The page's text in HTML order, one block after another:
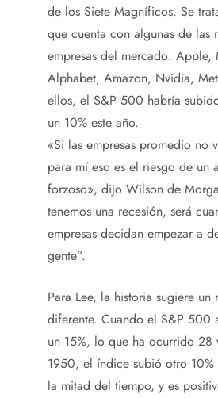
de los Siete Magníficos. Se
que cuenta con algunas de las
empresas del mercado: Apple,
Alphabet, Amazon, Nvidia,
ellos, el S&P 500 habría
un 10% este año.
«Si las empresas promedio no
para mí eso es el riesgo de un
forzoso», dijo Wilson de
tenemos una recesión, será
empresas decidan empezar a
gente”.
Para Lee, la historia sugiere un
diferente. Cuando el S&P 500
un 15%, lo que ha ocurrido 28
1950, el índice subió otro 10%
la mitad del tiempo, y es